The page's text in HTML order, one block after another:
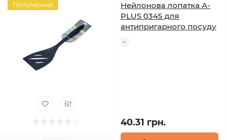
Популярний
Нейлонова лопатка A-
PLUS 0345 для
антипригарного посуду
40.31 грн.